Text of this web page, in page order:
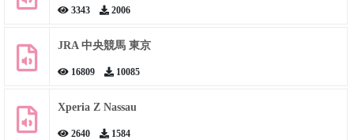
3343 2006
JRA 中央競馬 東京
16809 10085
Xperia Z Nassau
2640 1584